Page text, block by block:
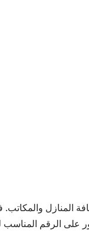
والمكاتب.
على الرقم المناسب